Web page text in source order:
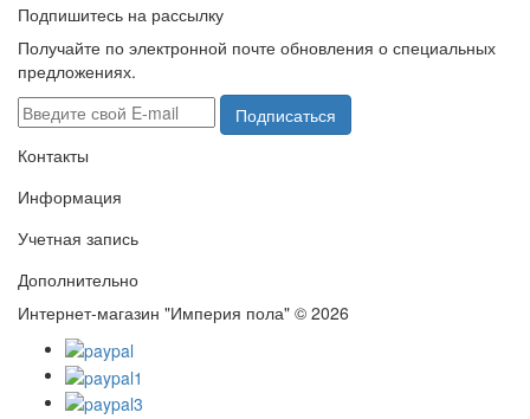
Подпишитесь на рассылку
Получайте по электронной почте обновления о специальных
предложениях.
Подписаться
Контакты
Информация
Учетная запись
Дополнительно
Интернет-магазин "Империя пола" © 2026